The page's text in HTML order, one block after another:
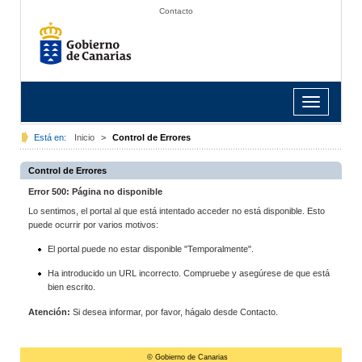
Contacto
Toggle
navigation
Está en: Inicio > Control de Errores
Control de Errores
Error 500: Página no disponible
Lo sentimos, el portal al que está intentado acceder no está disponible. Esto
puede ocurrir por varios motivos:
El portal puede no estar disponible "Temporalmente".
Ha introducido un URL incorrecto. Compruebe y asegúrese de que está
bien escrito.
Atención: Si desea informar, por favor, hágalo desde Contacto.
© Gobierno de Canarias